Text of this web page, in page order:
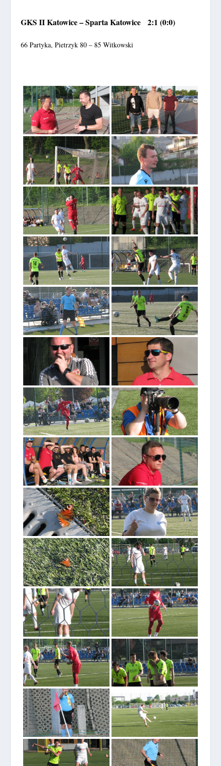
GKS II Katowice – Sparta Katowice 2:1 (0:0)
66 Partyka, Pietrzyk 80 – 85 Witkowski